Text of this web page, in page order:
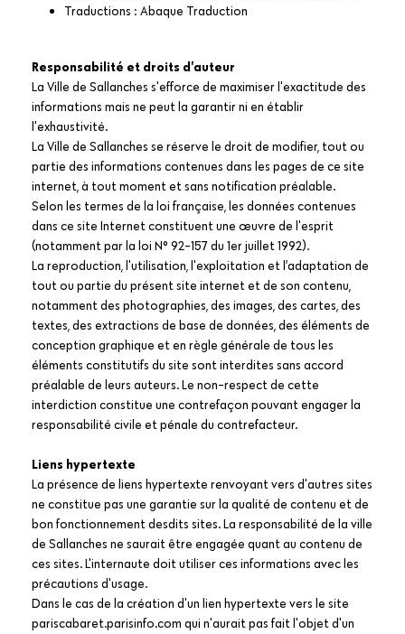
Traductions : Abaque Traduction
Responsabilité et droits d’auteur
La Ville de Sallanches s'efforce de maximiser l'exactitude des
informations mais ne peut la garantir ni en établir
l'exhaustivité.
La Ville de Sallanches se réserve le droit de modifier, tout ou
partie des informations contenues dans les pages de ce site
internet, à tout moment et sans notification préalable.
Selon les termes de la loi française, les données contenues
dans ce site Internet constituent une œuvre de l'esprit
(notamment par la loi N° 92-157 du 1er juillet 1992).
La reproduction, l'utilisation, l'exploitation et l’adaptation de
tout ou partie du présent site internet et de son contenu,
notamment des photographies, des images, des cartes, des
textes, des extractions de base de données, des éléments de
conception graphique et en règle générale de tous les
éléments constitutifs du site sont interdites sans accord
préalable de leurs auteurs. Le non-respect de cette
interdiction constitue une contrefaçon pouvant engager la
responsabilité civile et pénale du contrefacteur.
Liens hypertexte
La présence de liens hypertexte renvoyant vers d'autres sites
ne constitue pas une garantie sur la qualité de contenu et de
bon fonctionnement desdits sites. La responsabilité de la ville
de Sallanches ne saurait être engagée quant au contenu de
ces sites. L'internaute doit utiliser ces informations avec les
précautions d'usage.
Dans le cas de la création d'un lien hypertexte vers le site
pariscabaret.parisinfo.com qui n'aurait pas fait l'objet d'un